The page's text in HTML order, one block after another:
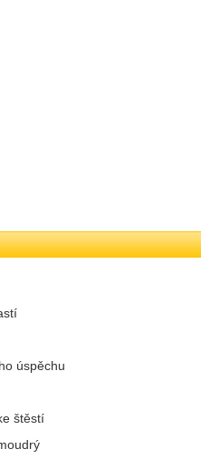
úspěchu
štěstí